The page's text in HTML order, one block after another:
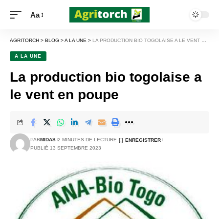
Aa
AGRITORCH > BLOG >A LA UNE > LA PRODUCTION BIO TOGOLAISE A LE VENT EN POUPE
A LA UNE
La production bio togolaise a
le vent en poupe
PARMIDAS 2 MINUTES DE LECTURE
PUBLIÉ 13 SEPTEMBRE 2023